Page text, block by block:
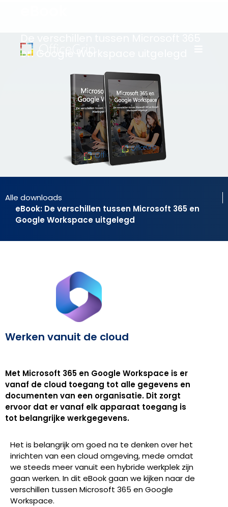
en Google Workspace uitgelegd
Alle downloads
eBook: De verschillen tussen Microsoft 365 en
Google Workspace uitgelegd
Werken vanuit de cloud
Met Microsoft 365 en Google Workspace is er
vanaf de cloud toegang tot alle gegevens en
documenten van een organisatie. Dit zorgt
ervoor dat er vanaf elk apparaat toegang is
tot belangrijke werkgegevens.
Het is belangrijk om goed na te denken over het
inrichten van een cloud omgeving, mede omdat
we steeds meer vanuit een hybride werkplek zijn
gaan werken. In dit eBook gaan we kijken naar de
verschillen tussen Microsoft 365 en Google
Workspace.